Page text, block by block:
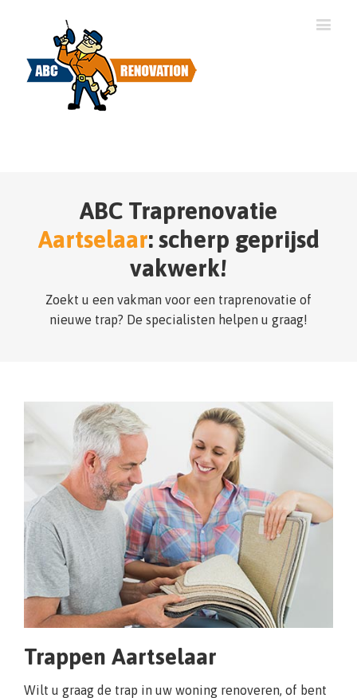
ABC Traprenovatie
Aartselaar: scherp geprijsd
vakwerk!
Zoekt u een vakman voor een traprenovatie of
nieuwe trap? De specialisten helpen u graag!
Trappen Aartselaar
Wilt u graag de trap in uw woning renoveren, of bent